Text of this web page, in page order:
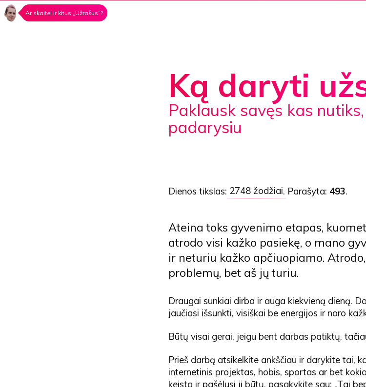
Ar skaitei ir kitus „Užrašus“?
Ką daryti
Paklausk savęs kas nutiks, jeigu aš tai
padarysiu
Dienos tikslas: 2748 žodžiai. Parašyta: 493.
Ateina toks gyvenimo etapas,
atrodo visi kažko pasiekę, o mano
ir neturiu kažko apčiuopiamo.
problemų, bet aš jų turiu.
Draugai sunkiai dirba ir auga kiekvieną dieną.
jaučiasi išsunkti, visiškai be energijos ir noro
Būtų visai gerai, jeigu bent darbas patiktų,
Prieš darbą atsikelkite ankščiau ir darykite tai,
internetinis projektas, hobis, sportas ar bet
keista ir pašėlusi ji būtų, pasakykite sau: „Tai